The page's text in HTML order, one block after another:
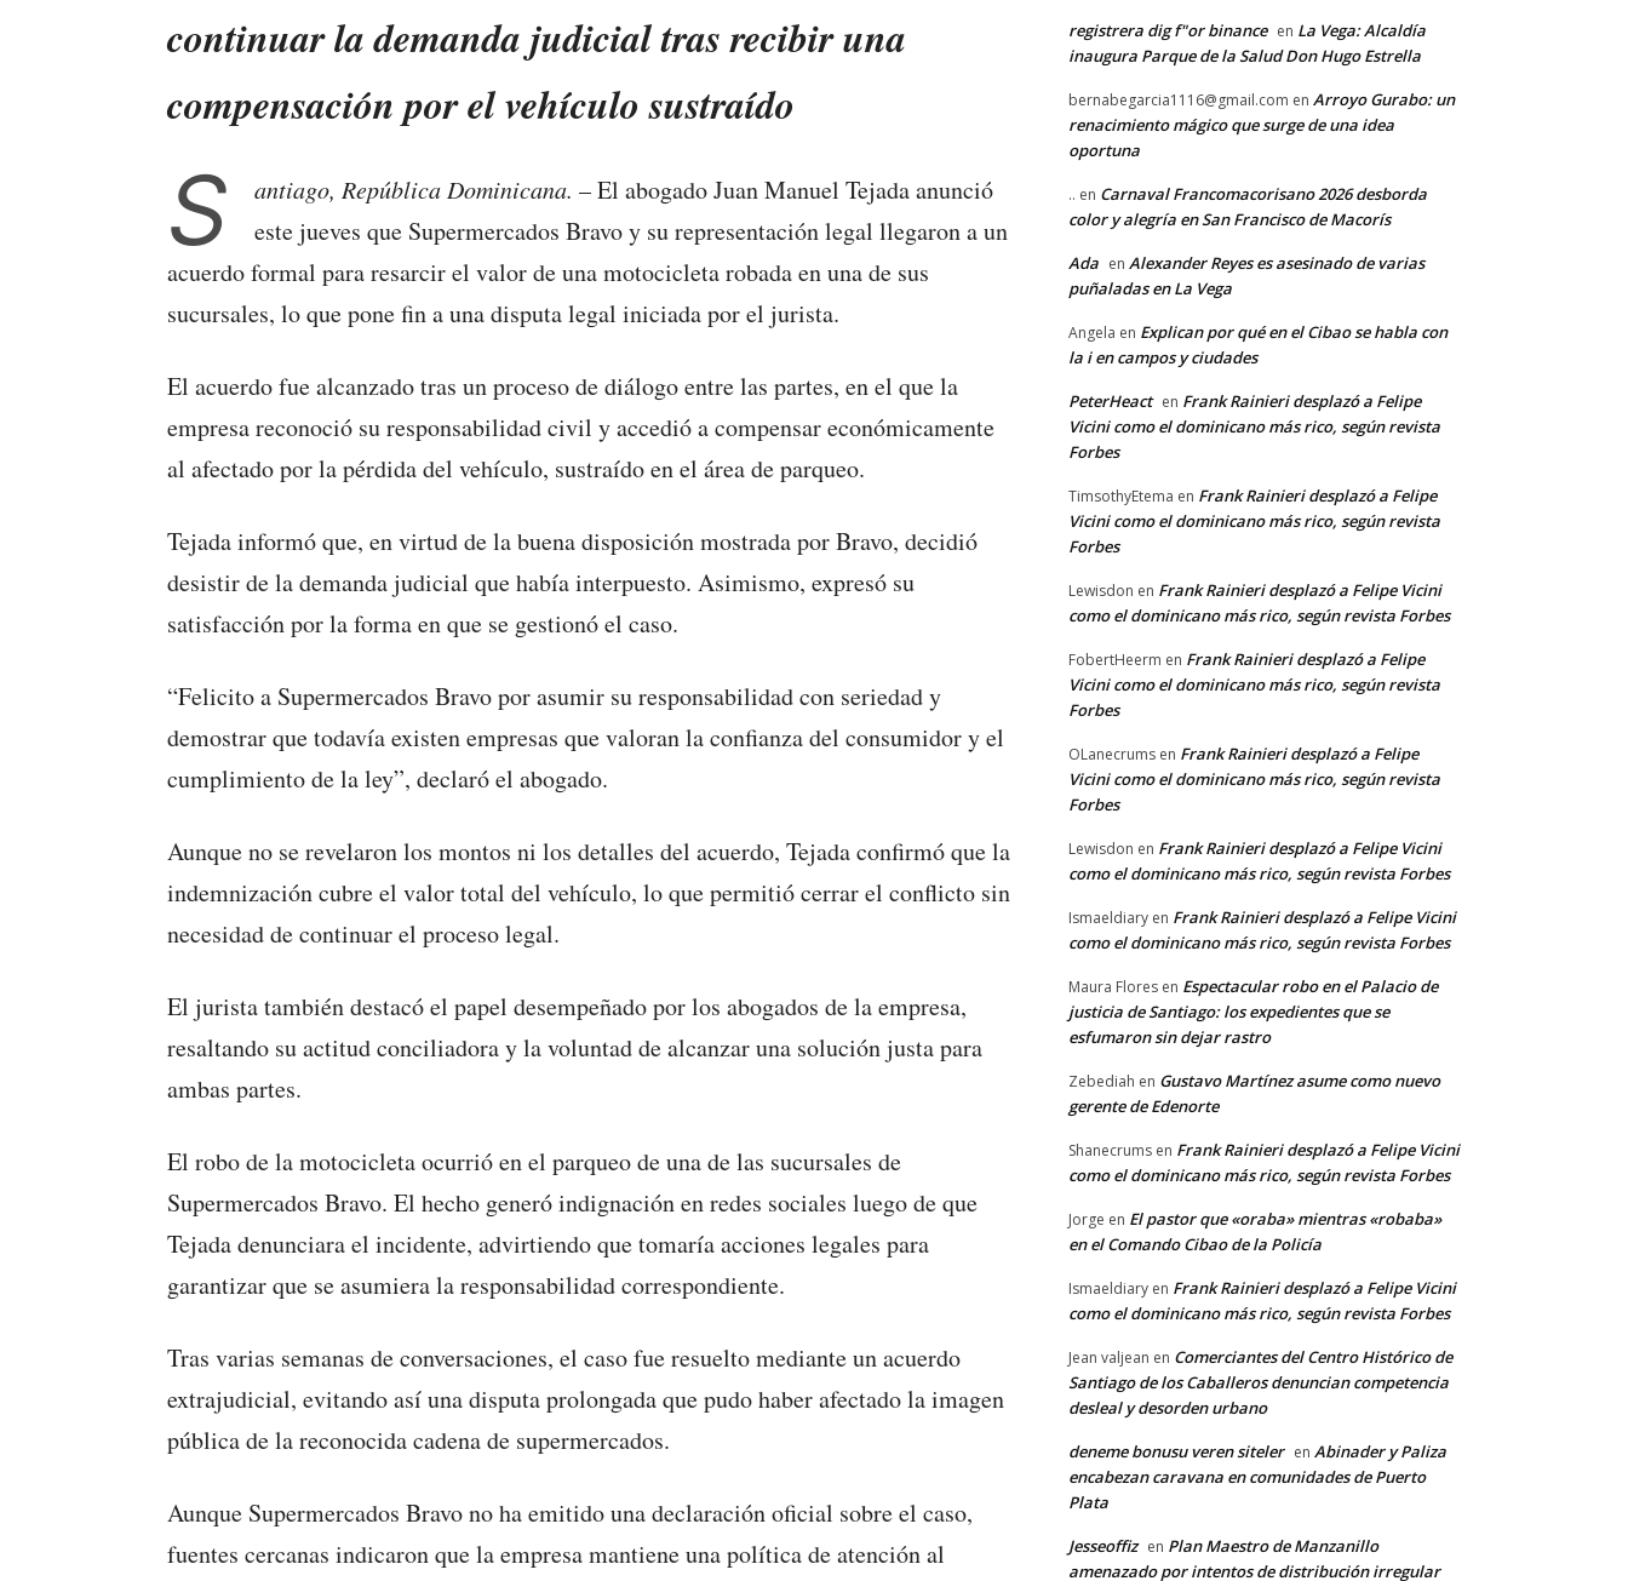
continuar la demanda judicial tras recibir una
compensación por el vehículo sustraído
S antiago, República Dominicana. – El abogado Juan Manuel Tejada anunció
este jueves que Supermercados Bravo y su representación legal llegaron a un
acuerdo formal para resarcir el valor de una motocicleta robada en una de sus
sucursales, lo que pone fin a una disputa legal iniciada por el jurista.
El acuerdo fue alcanzado tras un proceso de diálogo entre las partes, en el que la
empresa reconoció su responsabilidad civil y accedió a compensar económicamente
al afectado por la pérdida del vehículo, sustraído en el área de parqueo.
Tejada informó que, en virtud de la buena disposición mostrada por Bravo, decidió
desistir de la demanda judicial que había interpuesto. Asimismo, expresó su
satisfacción por la forma en que se gestionó el caso.
“Felicito a Supermercados Bravo por asumir su responsabilidad con seriedad y
demostrar que todavía existen empresas que valoran la confianza del consumidor y el
cumplimiento de la ley”, declaró el abogado.
Aunque no se revelaron los montos ni los detalles del acuerdo, Tejada confirmó que la
indemnización cubre el valor total del vehículo, lo que permitió cerrar el conflicto sin
necesidad de continuar el proceso legal.
El jurista también destacó el papel desempeñado por los abogados de la empresa,
resaltando su actitud conciliadora y la voluntad de alcanzar una solución justa para
ambas partes.
El robo de la motocicleta ocurrió en el parqueo de una de las sucursales de
Supermercados Bravo. El hecho generó indignación en redes sociales luego de que
Tejada denunciara el incidente, advirtiendo que tomaría acciones legales para
garantizar que se asumiera la responsabilidad correspondiente.
Tras varias semanas de conversaciones, el caso fue resuelto mediante un acuerdo
extrajudicial, evitando así una disputa prolongada que pudo haber afectado la imagen
pública de la reconocida cadena de supermercados.
Aunque Supermercados Bravo no ha emitido una declaración oficial sobre el caso,
fuentes cercanas indicaron que la empresa mantiene una política de atención al
registrera dig f"or binance en La Vega: Alcaldía
inaugura Parque de la Salud Don Hugo Estrella
bernabegarcia1116@gmail.com en Arroyo Gurabo: un
renacimiento mágico que surge de una idea
oportuna
.. en Carnaval Francomacorisano 2026 desborda
color y alegría en San Francisco de Macorís
Ada en Alexander Reyes es asesinado de varias
puñaladas en La Vega
Angela en Explican por qué en el Cibao se habla con
la i en campos y ciudades
PeterHeact en Frank Rainieri desplazó a Felipe
Vicini como el dominicano más rico, según revista
Forbes
TimsothyEtema en Frank Rainieri desplazó a Felipe
Vicini como el dominicano más rico, según revista
Forbes
Lewisdon en Frank Rainieri desplazó a Felipe Vicini
como el dominicano más rico, según revista Forbes
FobertHeerm en Frank Rainieri desplazó a Felipe
Vicini como el dominicano más rico, según revista
Forbes
OLanecrums en Frank Rainieri desplazó a Felipe
Vicini como el dominicano más rico, según revista
Forbes
Lewisdon en Frank Rainieri desplazó a Felipe Vicini
como el dominicano más rico, según revista Forbes
Ismaeldiary en Frank Rainieri desplazó a Felipe Vicini
como el dominicano más rico, según revista Forbes
Maura Flores en Espectacular robo en el Palacio de
justicia de Santiago: los expedientes que se
esfumaron sin dejar rastro
Zebediah en Gustavo Martínez asume como nuevo
gerente de Edenorte
Shanecrums en Frank Rainieri desplazó a Felipe Vicini
como el dominicano más rico, según revista Forbes
Jorge en El pastor que «oraba» mientras «robaba»
en el Comando Cibao de la Policía
Ismaeldiary en Frank Rainieri desplazó a Felipe Vicini
como el dominicano más rico, según revista Forbes
Jean valjean en Comerciantes del Centro Histórico de
Santiago de los Caballeros denuncian competencia
desleal y desorden urbano
deneme bonusu veren siteler en Abinader y Paliza
encabezan caravana en comunidades de Puerto
Plata
Jesseoffiz en Plan Maestro de Manzanillo
amenazado por intentos de distribución irregular